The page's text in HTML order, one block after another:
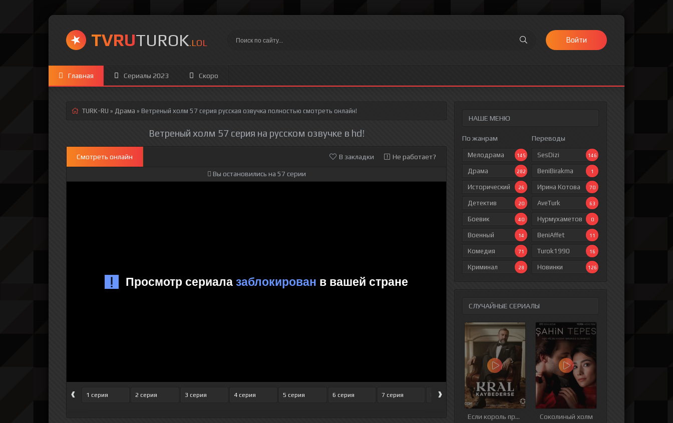
TVRUTUROK.LOL Войти
Главная Сериалы 2023 Скоро
НАШЕ МЕНЮ
По жанрам
Мелодрама 145
Драма 282
Исторический 26
Детектив 20
Боевик 40
Военный 14
Комедия 71
Криминал 28
Переводы
SesDizi 146
BeniBirakma 1
Ирина Котова 70
AveTurk 63
Нурмухаметов 0
BeniAffet 11
Turok1990 16
Новинки 126
СЛУЧАЙНЫЕ СЕРИАЛЫ
Если король проиграет Соколиный холм
TURK-RU » Драма » Ветреный холм 57 серия русская озвучка полностью смотреть онлайн!
Ветреный холм 57 серия на русском озвучке в hd!
Смотреть онлайн В закладки Не работает?
Вы остановились на 57 серии
‹ 1 серия 2 серия 3 серия 4 серия 5 серия 6 серия 7 серия 8 серия 9 серия 10 серия 11 серия
›